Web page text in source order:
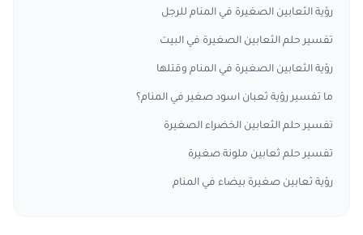
رؤية الثعابين الصغيرة في المنام للرجل
تفسير حلم الثعابين الصغيرة في البيت
رؤية الثعابين الصغيرة في المنام وقتلها
ما تفسير رؤية ثعبان اسود صغير في المنام؟
تفسير حلم الثعابين الخضراء الصغيرة
تفسير حلم ثعابين ملونة صغيرة
رؤية ثعابين صغيرة بيضاء في المنام